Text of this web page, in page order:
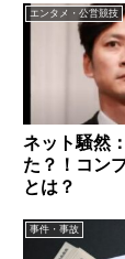
エンタメ・公営競技
ネット騒然
た？！コン
とは？
事件・事故